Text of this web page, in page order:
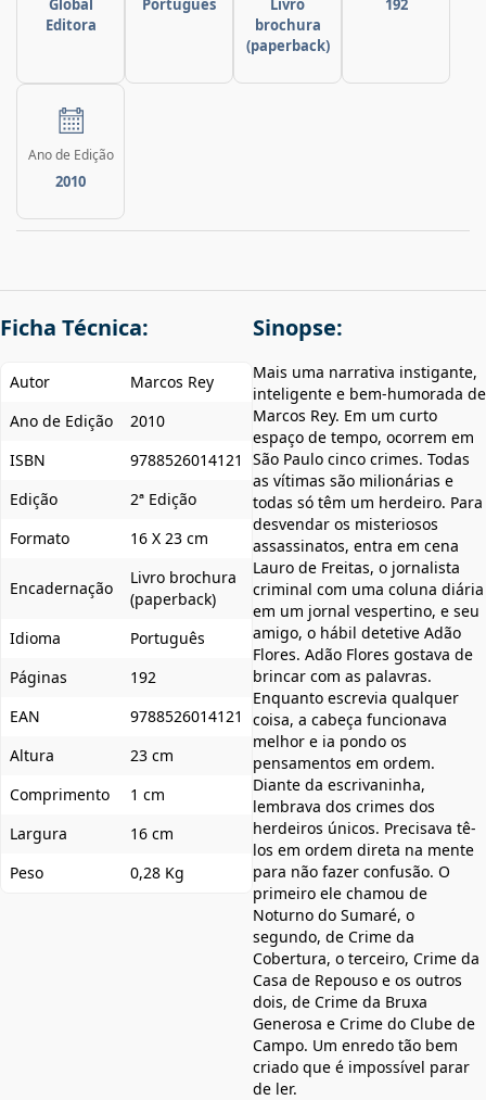
Global
Editora
Português
Livro
brochura
(paperback)
192
Ano de Edição
2010
Ficha Técnica:
Autor
Marcos Rey
Ano de Edição
2010
ISBN
9788526014121
Edição
2ª Edição
Formato
16 X 23 cm
Encadernação
Livro brochura
(paperback)
Idioma
Português
Páginas
192
EAN
9788526014121
Altura
23 cm
Comprimento
1 cm
Largura
16 cm
Peso
0,28 Kg
Sinopse:
Mais uma narrativa instigante,
inteligente e bem-humorada de
Marcos Rey. Em um curto
espaço de tempo, ocorrem em
São Paulo cinco crimes. Todas
as vítimas são milionárias e
todas só têm um herdeiro. Para
desvendar os misteriosos
assassinatos, entra em cena
Lauro de Freitas, o jornalista
criminal com uma coluna diária
em um jornal vespertino, e seu
amigo, o hábil detetive Adão
Flores. Adão Flores gostava de
brincar com as palavras.
Enquanto escrevia qualquer
coisa, a cabeça funcionava
melhor e ia pondo os
pensamentos em ordem.
Diante da escrivaninha,
lembrava dos crimes dos
herdeiros únicos. Precisava tê-
los em ordem direta na mente
para não fazer confusão. O
primeiro ele chamou de
Noturno do Sumaré, o
segundo, de Crime da
Cobertura, o terceiro, Crime da
Casa de Repouso e os outros
dois, de Crime da Bruxa
Generosa e Crime do Clube de
Campo. Um enredo tão bem
criado que é impossível parar
de ler.